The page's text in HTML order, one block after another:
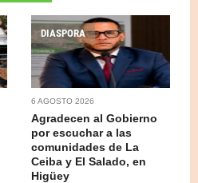
DIASPORA
6 AGOSTO 2026
Agradecen al Gobierno
por escuchar a las
comunidades de La
Ceiba y El Salado, en
Higüey